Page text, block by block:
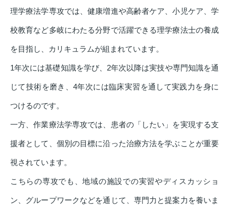
理学療法学専攻では、健康増進や高齢者ケア、小児ケア、学
校教育など多岐にわたる分野で活躍できる理学療法士の養成
を目指し、カリキュラムが組まれています。
1年次には基礎知識を学び、2年次以降は実技や専門知識を通
じて技術を磨き、4年次には臨床実習を通して実践力を身に
つけるのです。
一方、作業療法学専攻では、患者の「したい」を実現する支
援者として、個別の目標に沿った治療方法を学ぶことが重要
視されています。
こちらの専攻でも、地域の施設での実習やディスカッショ
ン、グループワークなどを通じて、専門力と提案力を養いま